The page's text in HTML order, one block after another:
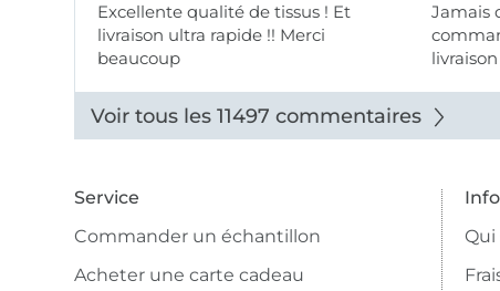
Excellente qualité de tissus ! Et
livraison ultra rapide !! Merci
beaucoup
Jamais
Voir tous les 11497 commentaires
Service
Commander un échantillon
Acheter une carte cadeau
Qui